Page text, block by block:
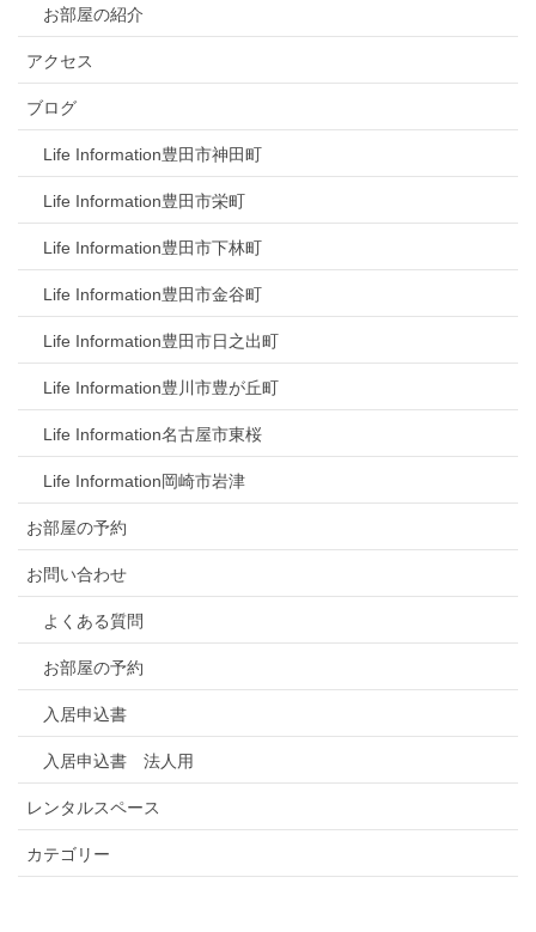
お部屋の紹介
アクセス
ブログ
Life Information豊田市神田町
Life Information豊田市栄町
Life Information豊田市下林町
Life Information豊田市金谷町
Life Information豊田市日之出町
Life Information豊川市豊が丘町
Life Information名古屋市東桜
Life Information岡崎市岩津
お部屋の予約
お問い合わせ
よくある質問
お部屋の予約
入居申込書
入居申込書 法人用
レンタルスペース
カテゴリー